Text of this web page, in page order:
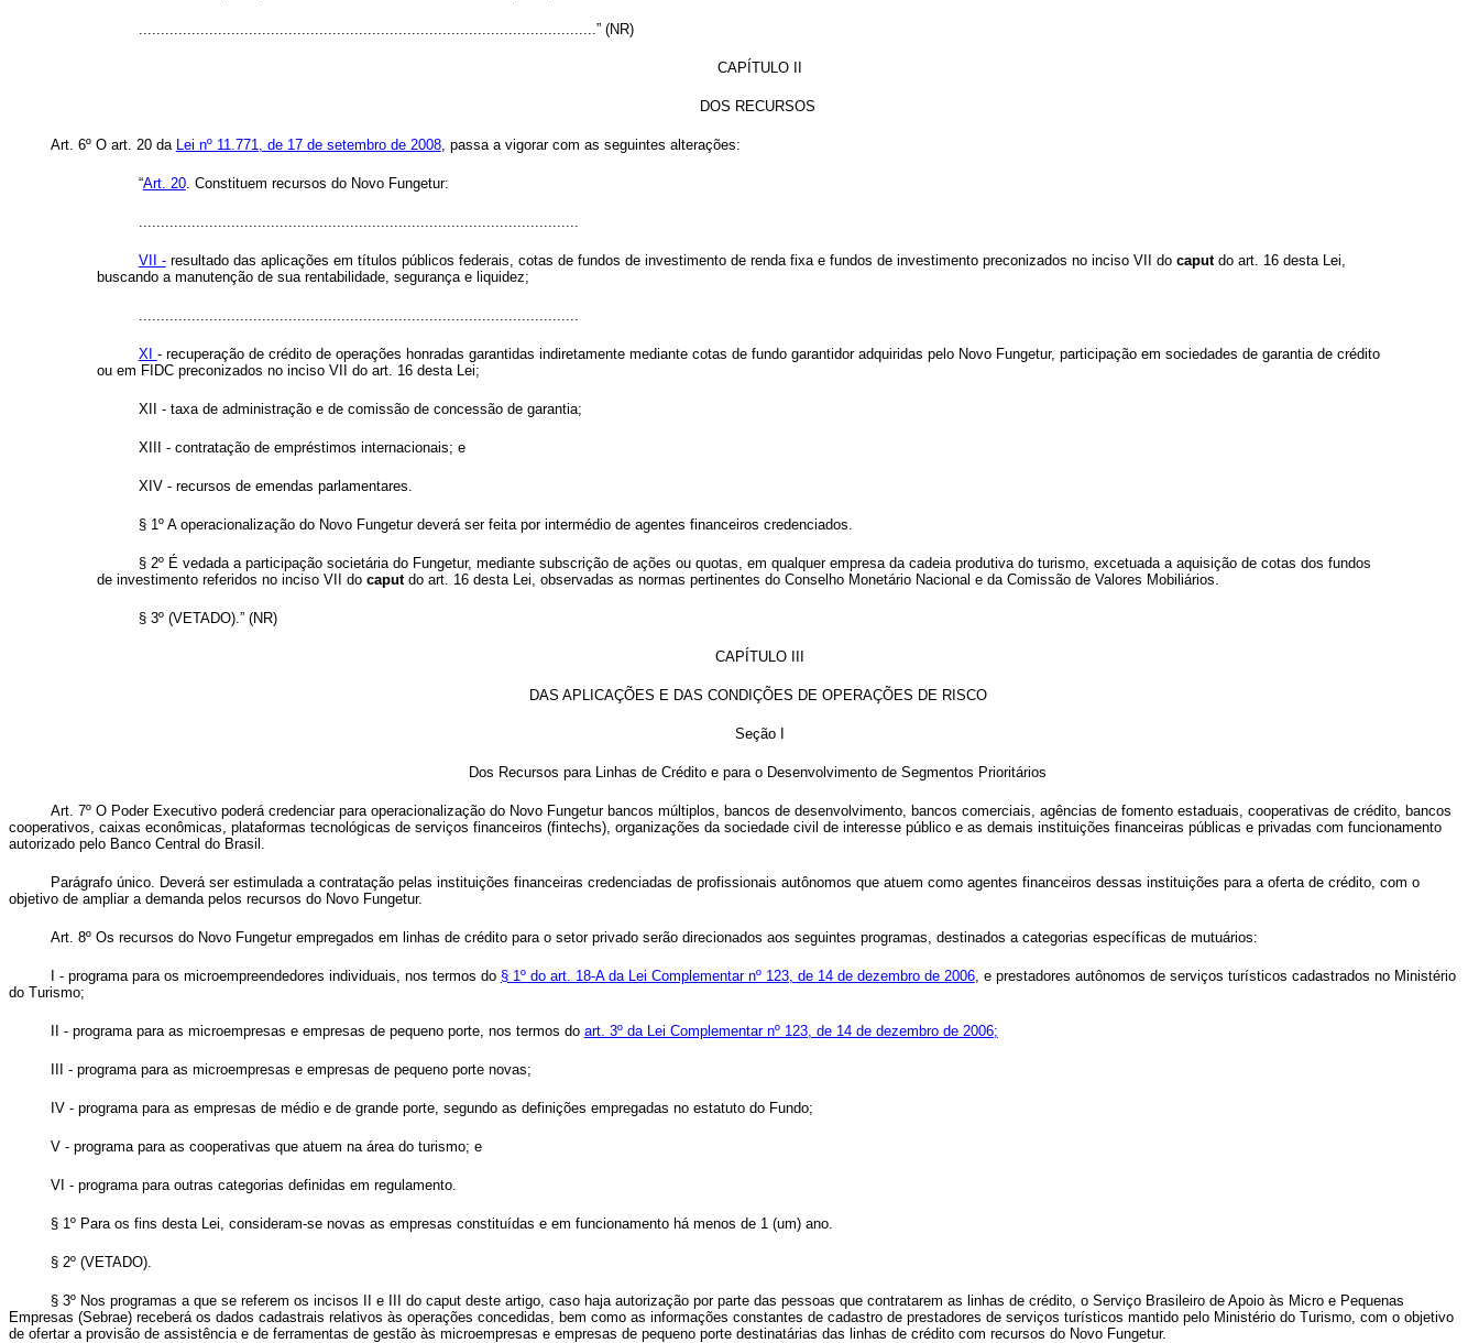
........................................................................................................” (NR)
CAPÍTULO II
DOS RECURSOS
Art. 6º O art. 20 da Lei nº 11.771, de 17 de setembro de 2008, passa a vigorar com as seguintes alterações:
“Art. 20. Constituem recursos do Novo Fungetur:
....................................................................................................
VII -resultado das aplicações em títulos públicos federais, cotas de fundos de investimento de renda fixa e fundos de investimento preconizados no inciso VII do caputdo art. 16 desta Lei,
buscando a manutenção de sua rentabilidade, segurança e liquidez;
....................................................................................................
XI - recuperação de crédito de operações honradas garantidas indiretamente mediante cotas de fundo garantidor adquiridas pelo Novo Fungetur, participação em sociedades de garantia de crédito
ou em FIDC preconizados no inciso VII do art. 16 desta Lei;
XII - taxa de administração e de comissão de concessão de garantia;
XIII - contratação de empréstimos internacionais; e
XIV - recursos de emendas parlamentares.
§ 1º A operacionalização do Novo Fungetur deverá ser feita por intermédio de agentes financeiros credenciados.
§ 2º É vedada a participação societária do Fungetur, mediante subscrição de ações ou quotas, em qualquer empresa da cadeia produtiva do turismo, excetuada a aquisição de cotas dos fundos
de investimento referidos no inciso VII do caputdo art. 16 desta Lei, observadas as normas pertinentes do Conselho Monetário Nacional e da Comissão de Valores Mobiliários.
§ 3º (VETADO).” (NR)
CAPÍTULO III
DAS APLICAÇÕES E DAS CONDIÇÕES DE OPERAÇÕES DE RISCO
Seção I
Dos Recursos para Linhas de Crédito e para o Desenvolvimento de Segmentos Prioritários
Art. 7º O Poder Executivo poderá credenciar para operacionalização do Novo Fungetur bancos múltiplos, bancos de desenvolvimento, bancos comerciais, agências de fomento estaduais, cooperativas de crédito, bancos
cooperativos, caixas econômicas, plataformas tecnológicas de serviços financeiros (fintechs), organizações da sociedade civil de interesse público e as demais instituições financeiras públicas e privadas com funcionamento
autorizado pelo Banco Central do Brasil.
Parágrafo único. Deverá ser estimulada a contratação pelas instituições financeiras credenciadas de profissionais autônomos que atuem como agentes financeiros dessas instituições para a oferta de crédito, com o
objetivo de ampliar a demanda pelos recursos do Novo Fungetur.
Art. 8º Os recursos do Novo Fungetur empregados em linhas de crédito para o setor privado serão direcionados aos seguintes programas, destinados a categorias específicas de mutuários:
I - programa para os microempreendedores individuais, nos termos do § 1º do art. 18-A da Lei Complementar nº 123, de 14 de dezembro de 2006, e prestadores autônomos de serviços turísticos cadastrados no Ministério
do Turismo;
II - programa para as microempresas e empresas de pequeno porte, nos termos do art. 3º da Lei Complementar nº 123, de 14 de dezembro de 2006;
III - programa para as microempresas e empresas de pequeno porte novas;
IV - programa para as empresas de médio e de grande porte, segundo as definições empregadas no estatuto do Fundo;
V - programa para as cooperativas que atuem na área do turismo; e
VI - programa para outras categorias definidas em regulamento.
§ 1º Para os fins desta Lei, consideram-se novas as empresas constituídas e em funcionamento há menos de 1 (um) ano.
§ 2º (VETADO).
§ 3º Nos programas a que se referem os incisos II e III do caputdeste artigo, caso haja autorização por parte das pessoas que contratarem as linhas de crédito, o Serviço Brasileiro de Apoio às Micro e Pequenas
Empresas (Sebrae) receberá os dados cadastrais relativos às operações concedidas, bem como as informações constantes de cadastro de prestadores de serviços turísticos mantido pelo Ministério do Turismo, com o objetivo
de ofertar a provisão de assistência e de ferramentas de gestão às microempresas e empresas de pequeno porte destinatárias das linhas de crédito com recursos do Novo Fungetur.